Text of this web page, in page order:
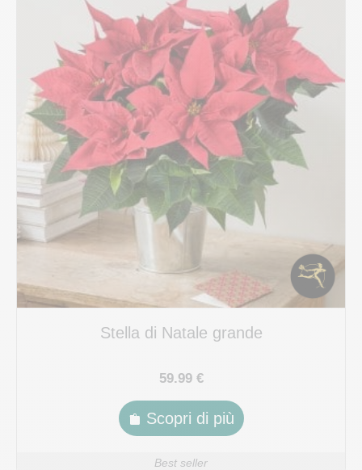
Stella di Natale grande
59.99 €
Scopri di più
Best seller